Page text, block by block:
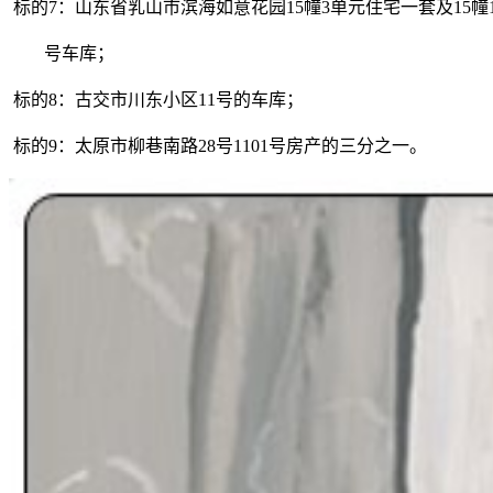
标的7：山东省乳山市滨海如意花园15幢3单元住宅一套及15
号车库；
标的8：古交市川东小区11号的车库；
标的9：太原市柳巷南路28号1101号房产的三分之一。